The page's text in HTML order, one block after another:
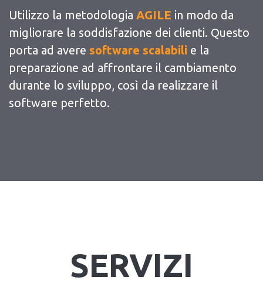
Utilizzo la metodologia AGILE in modo da
migliorare la soddisfazione dei clienti. Questo
porta ad avere software scalabili e la
preparazione ad affrontare il cambiamento
durante lo sviluppo, così da realizzare il
software perfetto.
SERVIZI